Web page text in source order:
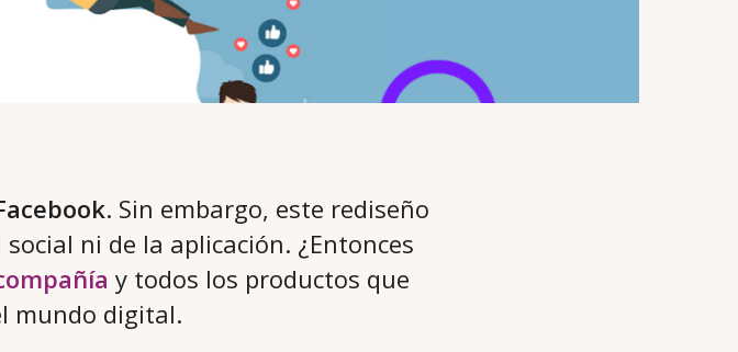
. Sin embargo, este rediseño
ni de la aplicación. ¿Entonces
y todos los productos que
mundo digital.